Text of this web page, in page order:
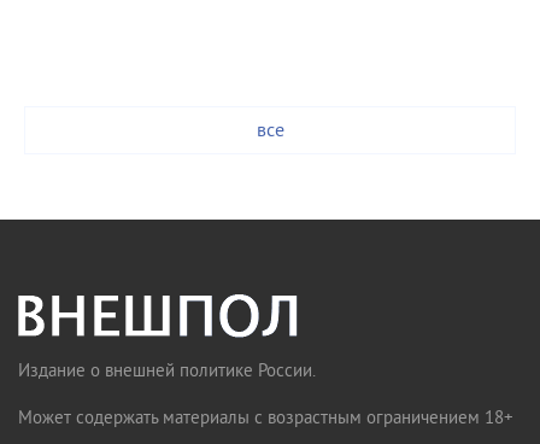
все
Издание о внешней политике России.
Может содержать материалы с возрастным ограничением 18+